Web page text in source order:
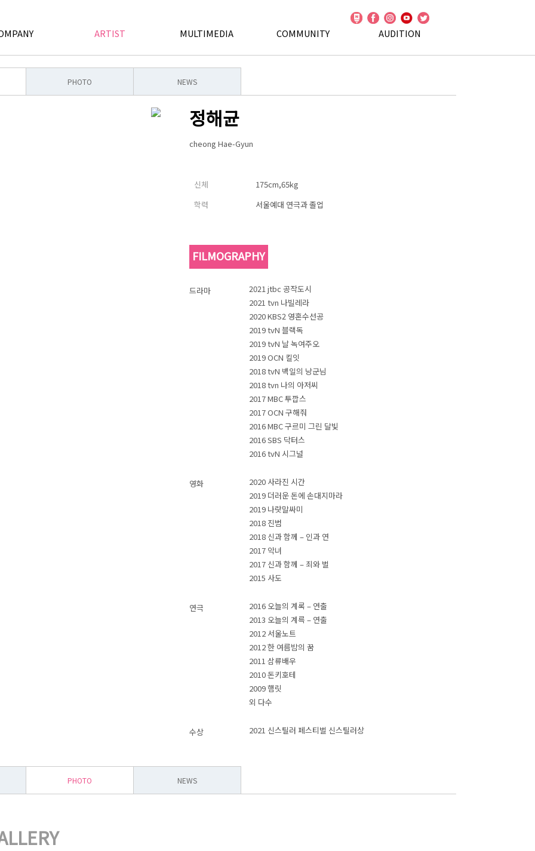
ARTIST MULTIMEDIA COMMUNITY AUDITION
PHOTO NEWS
정해균
cheong Hae-Gyun
신체
175cm,65kg
학력
서울예대 연극과 졸업
FILMOGRAPHY
드라마
2021 jtbc 공작도시
2021 tvn 나빌레라
2020 KBS2 영혼수선공
2019 tvN 블랙독
2019 tvN 날 녹여주오
2019 OCN 킬잇
2018 tvN 백일의 낭군님
2018 tvn 나의 아저씨
2017 MBC 투깝스
2017 OCN 구해줘
2016 MBC 구르미 그린 달빛
2016 SBS 닥터스
2016 tvN 시그널
영화
2020 사라진 시간
2019 더러운 돈에 손대지마라
2019 나랏말싸미
2018 진범
2018 신과 함께 – 인과 연
2017 악녀
2017 신과 함께 – 죄와 벌
2015 사도
연극
2016 오늘의 계록 – 연출
2013 오늘의 계륵 – 연출
2012 서울노트
2012 한 여름밤의 꿈
2011 삼류배우
2010 돈키호테
2009 햄릿
외 다수
수상 2021 신스틸러 페스티벌 신스틸러상
PHOTO NEWS